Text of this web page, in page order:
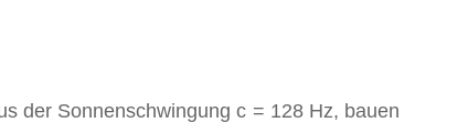
der Sonnenschwingung c = 128 Hz, bauen